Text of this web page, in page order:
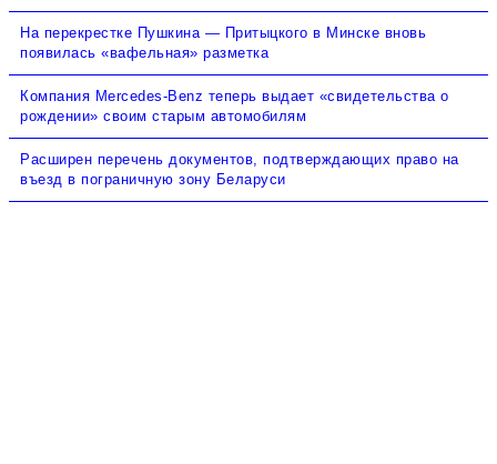
На перекрестке Пушкина — Притыцкого в Минске вновь
появилась «вафельная» разметка
Компания Mercedes-Benz теперь выдает «свидетельства о
рождении» своим старым автомобилям
Расширен перечень документов, подтверждающих право на
въезд в пограничную зону Беларуси